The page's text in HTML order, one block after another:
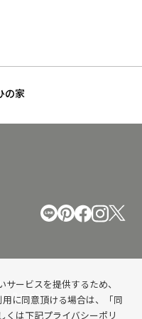
ービスを提供するため、
に同意頂ける場合は、「同
くは下記プライバシーポリ
の家
Reserved.